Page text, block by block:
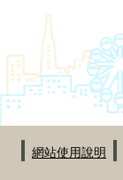
網站使用說明